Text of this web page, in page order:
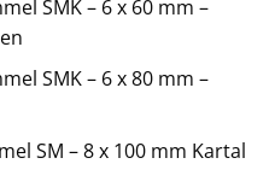
SMK – 6 x 60 mm –
SMK – 6 x 80 mm –
SM – 8 x 100 mm Kartal